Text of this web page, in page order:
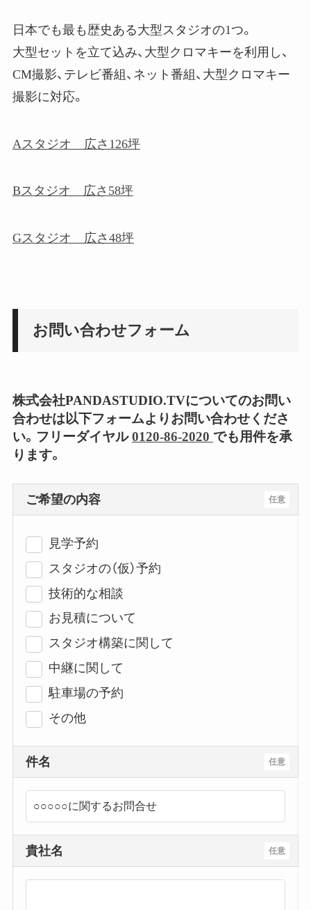
日本でも最も歴史ある大型スタジオの1つ。
大型セットを立て込み、大型クロマキーを利用し、
CM撮影、テレビ番組、ネット番組、大型クロマキー
撮影に対応。
Aスタジオ 広さ126坪
Bスタジオ 広さ58坪
Gスタジオ 広さ48坪
お問い合わせフォーム
株式会社PANDASTUDIO.TVについてのお問い
合わせは以下フォームよりお問い合わせくださ
い。フリーダイヤル0120-86-2020 でも用件を承
ります。
任意
ご希望の内容
見学予約
スタジオの（仮）予約
技術的な相談
お見積について
スタジオ構築に関して
中継に関して
駐車場の予約
その他
任意
件名
任意
貴社名